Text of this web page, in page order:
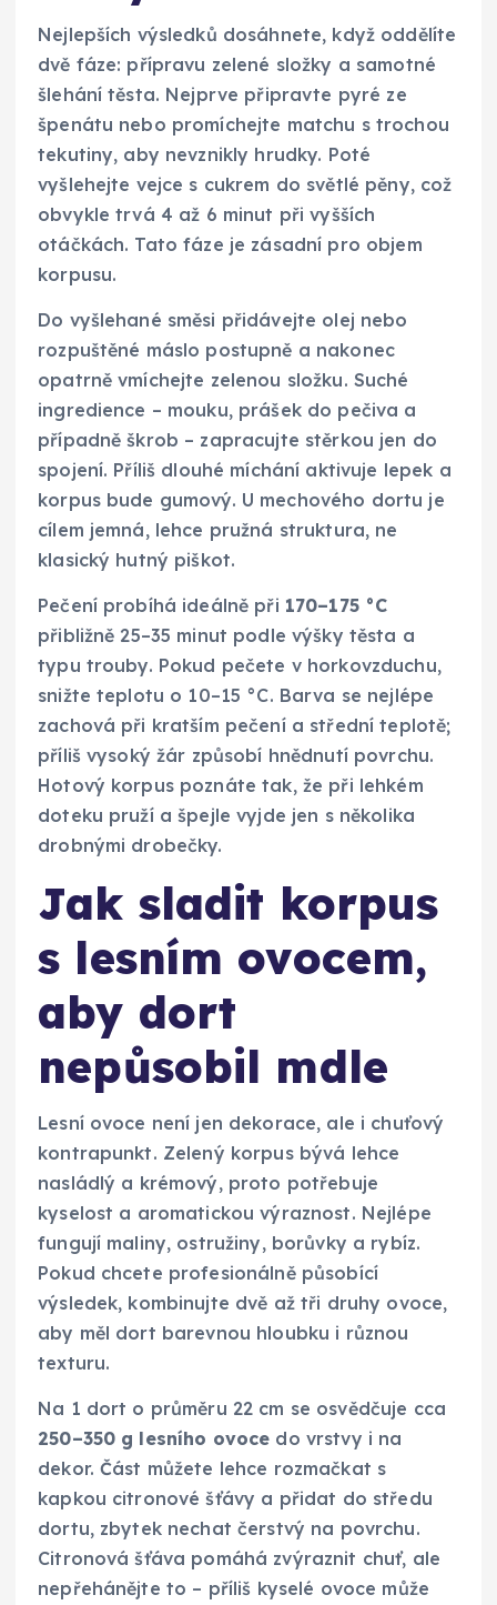
Nejlepších výsledků dosáhnete, když oddělíte
dvě fáze: přípravu zelené složky a samotné
šlehání těsta. Nejprve připravte pyré ze
špenátu nebo promíchejte matchu s trochou
tekutiny, aby nevznikly hrudky. Poté
vyšlehejte vejce s cukrem do světlé pěny, což
obvykle trvá 4 až 6 minut při vyšších
otáčkách. Tato fáze je zásadní pro objem
korpusu.
Do vyšlehané směsi přidávejte olej nebo
rozpuštěné máslo postupně a nakonec
opatrně vmíchejte zelenou složku. Suché
ingredience – mouku, prášek do pečiva a
případně škrob – zapracujte stěrkou jen do
spojení. Příliš dlouhé míchání aktivuje lepek a
korpus bude gumový. U mechového dortu je
cílem jemná, lehce pružná struktura, ne
klasický hutný piškot.
Pečení probíhá ideálně při 170–175 °C
přibližně 25–35 minut podle výšky těsta a
typu trouby. Pokud pečete v horkovzduchu,
snižte teplotu o 10–15 °C. Barva se nejlépe
zachová při kratším pečení a střední teplotě;
příliš vysoký žár způsobí hnědnutí povrchu.
Hotový korpus poznáte tak, že při lehkém
doteku pruží a špejle vyjde jen s několika
drobnými drobečky.
Jak sladit korpus
s lesním ovocem,
aby dort
nepůsobil mdle
Lesní ovoce není jen dekorace, ale i chuťový
kontrapunkt. Zelený korpus bývá lehce
nasládlý a krémový, proto potřebuje
kyselost a aromatickou výraznost. Nejlépe
fungují maliny, ostružiny, borůvky a rybíz.
Pokud chcete profesionálně působící
výsledek, kombinujte dvě až tři druhy ovoce,
aby měl dort barevnou hloubku i různou
texturu.
Na 1 dort o průměru 22 cm se osvědčuje cca
250–350 g lesního ovoce do vrstvy i na
dekor. Část můžete lehce rozmačkat s
kapkou citronové šťávy a přidat do středu
dortu, zbytek nechat čerstvý na povrchu.
Citronová šťáva pomáhá zvýraznit chuť, ale
nepřehánějte to – příliš kyselé ovoce může